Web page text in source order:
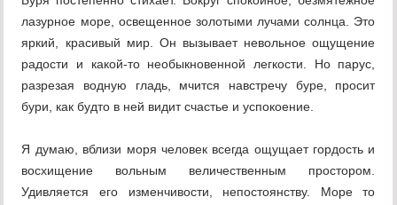
лазурное море, освещенное золотыми лучами солнца. Это
яркий, красивый мир. Он вызывает невольное ощущение
радости и какой-то необыкновенной легкости. Но парус,
разрезая водную гладь, мчится навстречу буре, просит
бури, как будто в ней видит счастье и успокоение.
Я думаю, вблизи моря человек всегда ощущает гордость и
восхищение вольным величественным простором.
Удивляется его изменчивости, непостоянству. Море то